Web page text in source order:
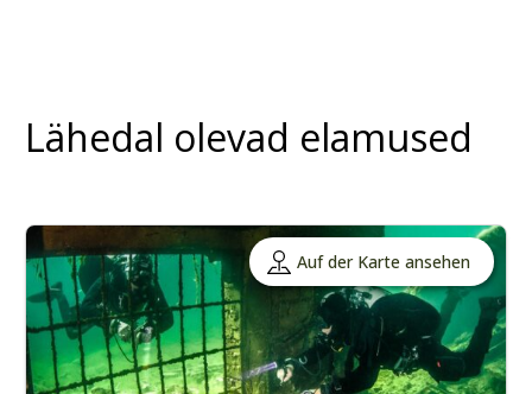
Lähedal olevad elamused
Auf der Karte ansehen